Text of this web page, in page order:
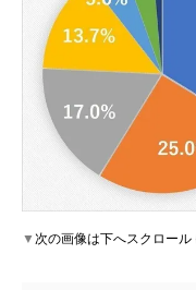
▼次の画像は下へスクロール